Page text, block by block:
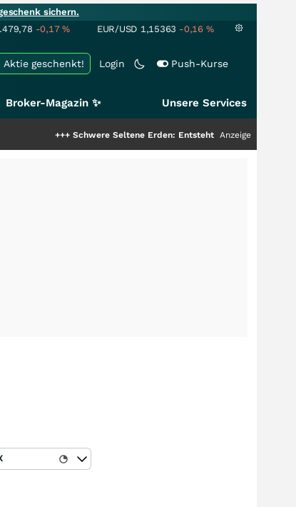
sichern.
-0,17% EUR/USD 1,15363 -0,16 %
Login Push-Kurse
Aktie geschenkt!
Broker-Magazin ✨ Unsere Services
Schwere Seltene Erden: Entsteht hier die nächste
Anzeige